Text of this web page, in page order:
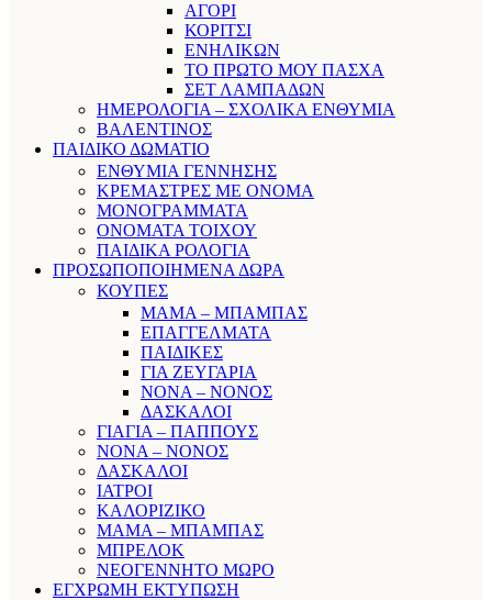
ΑΓΟΡΙ
ΚΟΡΙΤΣΙ
ΕΝΗΛΙΚΩΝ
ΤΟ ΠΡΩΤΟ ΜΟΥ ΠΑΣΧΑ
ΣΕΤ ΛΑΜΠΑΔΩΝ
ΗΜΕΡΟΛΟΓΙΑ – ΣΧΟΛΙΚΑ ΕΝΘΥΜΙΑ
ΒΑΛΕΝΤΙΝΟΣ
ΠΑΙΔΙΚΟ ΔΩΜΑΤΙΟ
ΕΝΘΥΜΙΑ ΓΕΝΝΗΣΗΣ
ΚΡΕΜΑΣΤΡΕΣ ΜΕ ΟΝΟΜΑ
ΜΟΝΟΓΡΑΜΜΑΤΑ
ΟΝΟΜΑΤΑ ΤΟΙΧΟΥ
ΠΑΙΔΙΚΑ ΡΟΛΟΓΙΑ
ΠΡΟΣΩΠΟΠΟΙΗΜΕΝΑ ΔΩΡΑ
ΚΟΥΠΕΣ
ΜΑΜΑ – ΜΠΑΜΠΑΣ
ΕΠΑΓΓΕΛΜΑΤΑ
ΠΑΙΔΙΚΕΣ
ΓΙΑ ΖΕΥΓΑΡΙΑ
ΝΟΝΑ – ΝΟΝΟΣ
ΔΑΣΚΑΛΟΙ
ΓΙΑΓΙΑ – ΠΑΠΠΟΥΣ
ΝΟΝΑ – ΝΟΝΟΣ
ΔΑΣΚΑΛΟΙ
ΙΑΤΡΟΙ
ΚΑΛΟΡΙΖΙΚΟ
ΜΑΜΑ – ΜΠΑΜΠΑΣ
ΜΠΡΕΛΟΚ
ΝΕΟΓΕΝΝΗΤΟ ΜΩΡΟ
ΕΓΧΡΩΜΗ ΕΚΤΥΠΩΣΗ